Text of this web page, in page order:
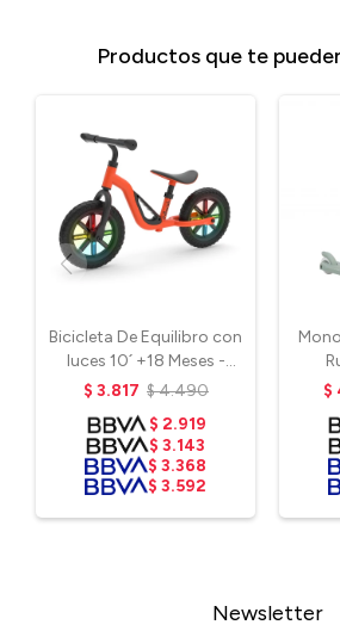
Productos que te
Bicicleta De Equilibro con
luces 10´ +18 Meses -
Naranja
$ 3.817 $4.490
$ 2.919
$ 3.143
$ 3.368
$ 3.592
$
Newsletter